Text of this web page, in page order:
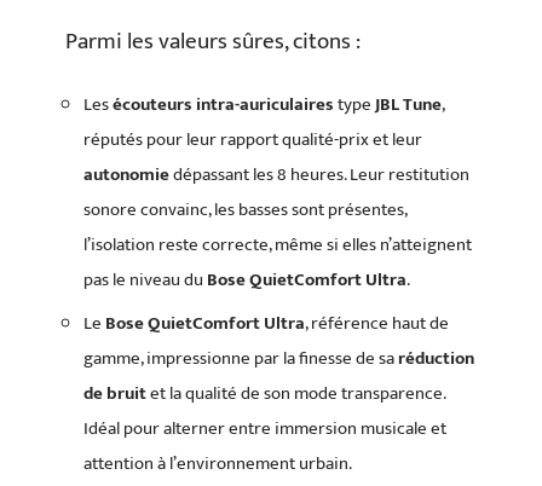
Parmi les valeurs sûres, citons :
Lesécouteurs intra-auriculairestypeJBL Tune,
réputés pour leur rapport qualité-prix et leur
autonomiedépassant les 8 heures. Leur restitution
sonore convainc, les basses sont présentes,
l’isolation reste correcte, même si elles n’atteignent
pas le niveau du Bose QuietComfort Ultra.
Le Bose QuietComfort Ultra, référence haut de
gamme, impressionne par la finesse de saréduction
de bruitet la qualité de son mode transparence.
Idéal pour alterner entre immersion musicale et
attention à l’environnement urbain.